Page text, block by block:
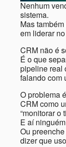
Nenhum
sistema.
Mas
em liderar
CRM não é
É o que
pipeline real
falando com
O problema
CRM como
“monitorar o
E aí
Ou
dizer que